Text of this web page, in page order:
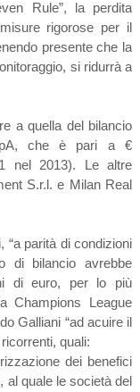
Rule”, la perdita
rigorose per il
presente che la
si ridurrà a
a quella del bilancio
che è pari a €
nel 2013). Le altre
S.r.l. e Milan Real
“a parità di condizioni
di bilancio avrebbe
di euro, per lo più
Champions League
Galliani “ad acuire il
quali:
dei benefici
al quale le società del